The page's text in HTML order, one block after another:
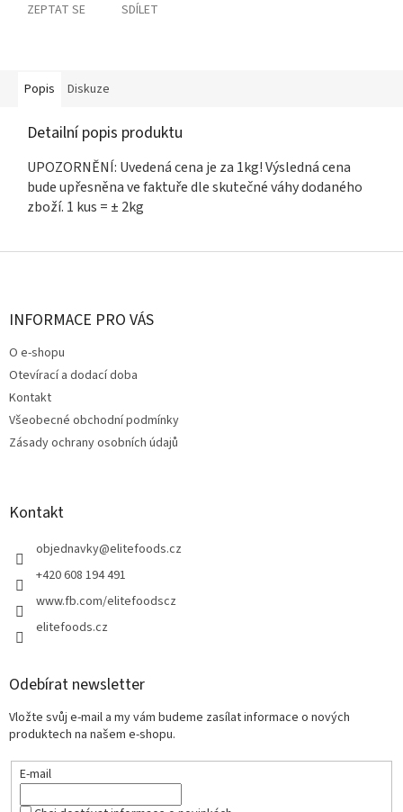
ZEPTAT SE SDÍLET
Popis Diskuze
Detailní popis produktu
UPOZORNĚNÍ: Uvedená cena je za 1kg! Výsledná cena
bude upřesněna ve faktuře dle skutečné váhy dodaného
zboží. 1 kus = ± 2kg
Z
INFORMACE PRO VÁS
O e-shopu
Otevírací a dodací doba
Kontakt
Všeobecné obchodní podmínky
Zásady ochrany osobních údajů
Kontakt
objednavky@elitefoods.cz
+420 608 194 491
www.fb.com/elitefoodscz
elitefoods.cz
Odebírat newsletter
Vložte svůj e-mail a my vám budeme zasílat informace o nových
produktech na našem e-shopu.
E-mail